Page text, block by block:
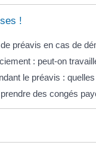
!
préavis en cas de
: peut-on
le préavis :
des congés